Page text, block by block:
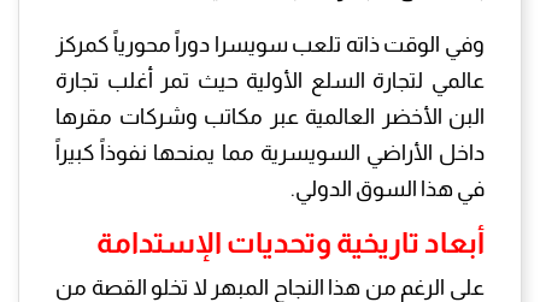
وفي الوقت ذاته تلعب سويسرا دوراً محورياً كمركز
عالمي لتجارة السلع الأولية حيث تمر أغلب تجارة
البن الأخضر العالمية عبر مكاتب وشركات مقرها
داخل الأراضي السويسرية مما يمنحها نفوذاً كبيراً
في هذا السوق الدولي.
أبعاد تاريخية وتحديات الإستدامة
على الرغم من هذا النجاح المبهر لا تخلو القصة من